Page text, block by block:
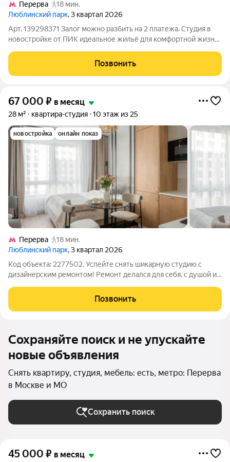
Перерва
18 мин.
Люблинский парк, 3 квартал 2026
Арт. 139298371 Залог можно разбить на 2 платежа. Студия в
новостройке от ПИК идеальное жильё для комфортной жизни!
Люблинская, 74, корп. 1 (ЖК «Люблинский парк»). Стильный
евроремонт
Позвонить
67 000 ₽ в месяц
28 м² квартира-студия 10 этаж из 25
новостройка онлайн показ
Перерва
18 мин.
Люблинский парк, 3 квартал 2026
Код объекта: 2277502. Успейте снять шикарную студию с
дизайнерским ремонтом! Ремонт делался для себя, c душой и
Оперативный показ и заселение! Окна выходят в очень
озелененный двор, что позволит
Позвонить
Сохраняйте поиск и не упускайте
новые объявления
Снять квартиру, студия, мебель: есть, метро: Перерва
в Москве и МО
Сохранить поиск
45 000 ₽ в месяц